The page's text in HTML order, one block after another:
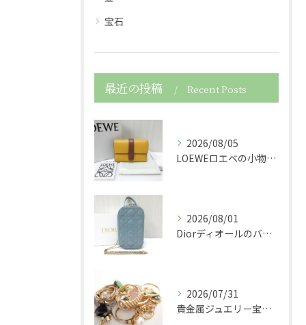
宝石
最近の投稿 Recent Posts
2026/08/05
LOEWEロエベの小物レザースモールバーティカルウォレット財...
2026/08/01
Diorディオールのバッグレディディオールスマホケーススマホ...
2026/07/31
貴金属ジュエリー宝石金プラチナダイヤサファイア真珠パールPt...